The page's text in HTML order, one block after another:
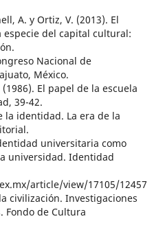
A. y Ortiz, V. (2013). El
especie del capital cultural:
Nacional de
México.
El papel de la escuela
39-42.
la identidad. La era de la
universitaria como
universidad. Identidad
article/view/17105/12457
civilización. Investigaciones
Fondo de Cultura